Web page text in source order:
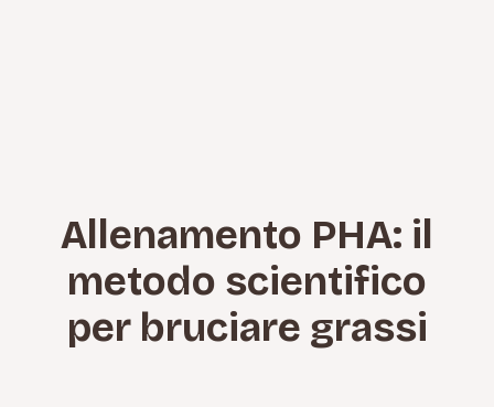
Allenamento PHA: il
metodo scientifico
per bruciare grassi